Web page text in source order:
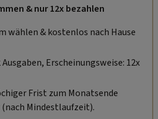
& nur 12x bezahlen
wählen & kostenlos nach Hause
Erscheinungsweise: 12x
Frist zum Monatsende
Mindestlaufzeit).